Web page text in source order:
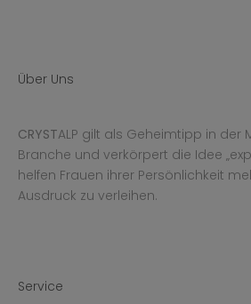
Über Uns
CRYSTALP gilt als Geheimtipp in der
Branche und verkörpert die Idee
helfen Frauen ihrer Persönlichkeit
Ausdruck zu verleihen.
Service